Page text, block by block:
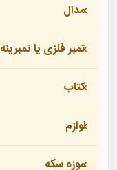
مدال
تمبر فلزی یا تمبرینه
کتاب
لوازم
موزه سکه